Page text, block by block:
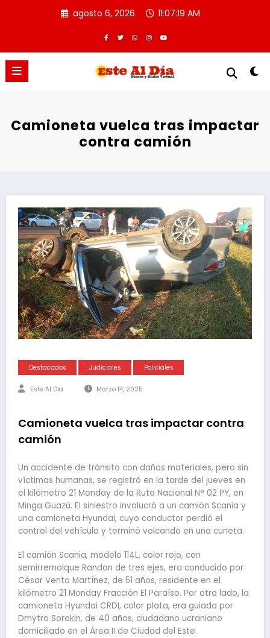
agosto 6, 2026 11:07:20 AM
Camioneta vuelca tras impactar
contra camión
Destacados Judiciales Policiales
Este Al Día Marzo 14, 2025
Camioneta vuelca tras impactar contra
camión
Un accidente de tránsito con daños materiales, pero sin
víctimas humanas, se registró en la tarde del jueves en
el kilómetro 21 Monday de la Ruta Nacional N° 02 PY, en
Minga Guazú. El siniestro involucró a un camión Scania y
una camioneta Hyundai, cuyo conductor perdió el
control del vehículo y terminó volcando en una cuneta.
El camión Scania, modelo 114L, color rojo, con
semirremolque Randon de tres ejes, era conducido por
César Vento Martínez, de 51 años, residente en el
kilómetro 21 Monday Fracción El Paraíso. Por otro lado, la
camioneta Hyundai CRDI, color plata, era guiada por
Dmytro Sorokin, de 40 años, ciudadano ucraniano
domiciliado en el Área II de Ciudad del Este.